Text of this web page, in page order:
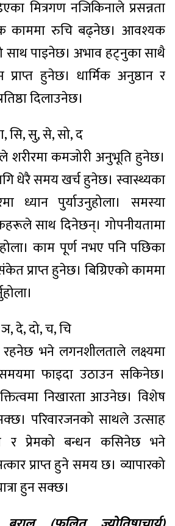
मित्रगण नजिकिनाले प्रसन्नता
काममा रुचि बढ्नेछ। आवश्यक
साथ पाइनेछ। अभाव हट्नुका साथै
हुनेछ। धार्मिक अनुष्ठान र
दिलाउनेछ।
सि, सु, से, सो, द
कमजोरी अनुभूति हुनेछ।
धेरै समय खर्च हुनेछ। स्वास्थ्यका
ध्यान पुर्याउनुहोला। समस्या
साथ दिनेछन्। गोपनीयतामा
काम पूर्ण नभए पनि पछिका
प्राप्त हुनेछ। बिग्रिएको काममा
दे, दो, च, चि
भने लगनशीलताले लक्ष्यमा
फाइदा उठाउन सकिनेछ।
निखारता आउनेछ। विशेष
परिवारजनको साथले उत्साह
र प्रेमको बन्धन कसिनेछ भने
प्राप्त हुने समय छ। व्यापारको
हुन सक्छ।